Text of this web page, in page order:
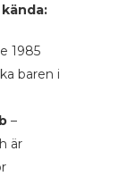
1985
baren i
–
är